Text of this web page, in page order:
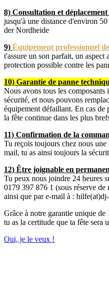
8) Consultation et
jusqu'à une distance d'environ
der Nordheide
9) Équipement professionnel
t'assure un son parfait, un aspect
protection possible contre les
10) Garantie de panne
Nous avons tous les
sécurité, et nous pouvons
équipement défaillant. En cas de
la fête continue dans les plus
11) Confirmation de la
Tu reçois toujours chez nous
mail, tu as ainsi toujours la
12) Être joignable en
Tu peux nous joindre 24 heures
0179 397 876 1 (sous réserve de
ainsi que par e-mail à :
Grâce à notre garantie unique
tu as la certitude que ta fête sera
Oui, je le veux !